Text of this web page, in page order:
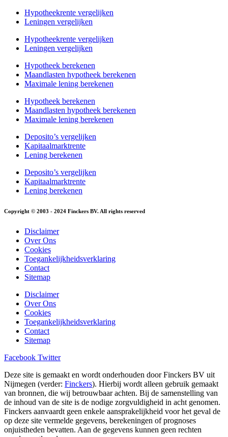
Hypotheekrente vergelijken
Leningen vergelijken
Hypotheekrente vergelijken
Leningen vergelijken
Hypotheek berekenen
Maandlasten hypotheek berekenen
Maximale lening berekenen
Hypotheek berekenen
Maandlasten hypotheek berekenen
Maximale lening berekenen
Deposito’s vergelijken
Kapitaalmarktrente
Lening berekenen
Deposito’s vergelijken
Kapitaalmarktrente
Lening berekenen
Copyright © 2003 - 2024 Finckers BV. All rights reserved
Disclaimer
Over Ons
Cookies
Toegankelijkheidsverklaring
Contact
Sitemap
Disclaimer
Over Ons
Cookies
Toegankelijkheidsverklaring
Contact
Sitemap
Facebook Twitter
Deze site is gemaakt en wordt onderhouden door Finckers BV uit
Nijmegen (verder: Finckers). Hierbij wordt alleen gebruik gemaakt
van bronnen, die wij betrouwbaar achten. Bij de samenstelling van
de inhoud van de site is de nodige zorgvuldigheid in acht genomen.
Finckers aanvaardt geen enkele aansprakelijkheid voor het geval de
op deze site vermelde gegevens, berekeningen of prognoses
onjuistheden bevatten. Aan de gegevens kunnen geen rechten